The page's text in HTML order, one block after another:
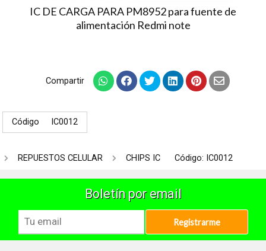
IC DE CARGA PARA PM8952 para fuente de
alimentación Redmi note
Compartir
Código IC0012
REPUESTOS CELULAR CHIPS IC Código: IC0012
Boletín por email
Registrarme